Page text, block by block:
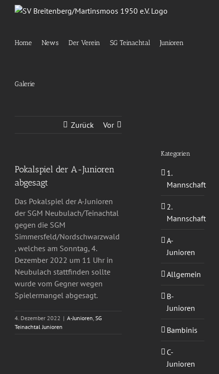
Home News Der Verein SG Teinachtal Junioren
Galerie
Zurück Vor
Pokalspiel der A-Junioren
abgesagt
Das Pokalspiel der A-Junioren
der SGM Neubulach/Teinachtal
gegen die SGM
Simmersfeld/Nordschwarzwald
, welches am Sonntag, 4.
Dezember 2022 um 11 Uhr in
Neubulach stattfinden sollte
wurde vom Gegner wegen
Spielermangel abgesagt.
4. Dezember 2022 | A-Junioren, SG
Teinachtal Junioren
Kategorien
1.
Mannschaft
2.
Mannschaft
A-
Junioren
Allgemein
B-
Junioren
Bambinis
C-
Junioren